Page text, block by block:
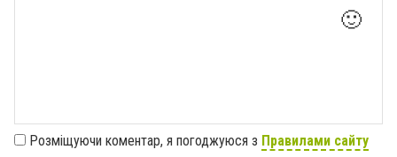
🙂
Розміщуючи коментар, я погоджуюся з Правилами сайту